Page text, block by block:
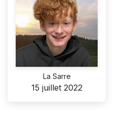
La Sarre
15 juillet 2022